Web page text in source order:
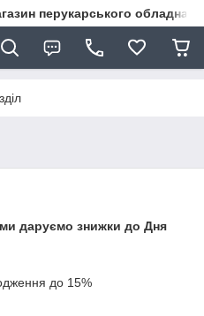
перукарського
ми даруємо знижки до Дня
до 15%